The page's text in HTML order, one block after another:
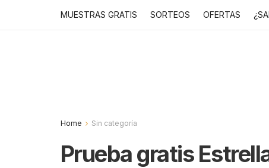
MUESTRAS GRATIS SORTEOS OFERTAS
Home Sin categoría
Prueba gratis